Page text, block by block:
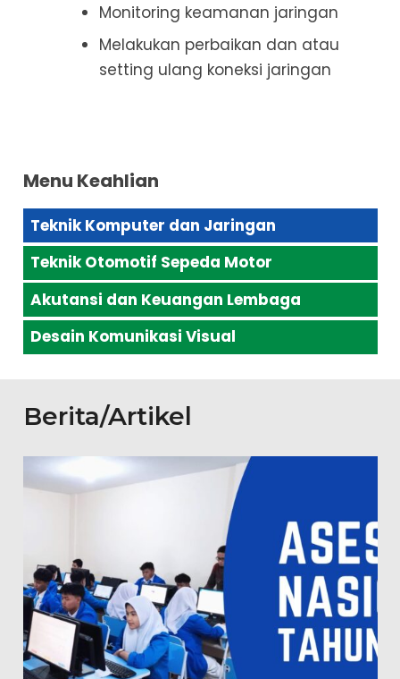
Monitoring keamanan jaringan
Melakukan perbaikan dan atau
setting ulang koneksi jaringan
Menu Keahlian
Teknik Komputer dan Jaringan
Teknik Otomotif Sepeda Motor
Akutansi dan Keuangan Lembaga
Desain Komunikasi Visual
Berita/Artikel